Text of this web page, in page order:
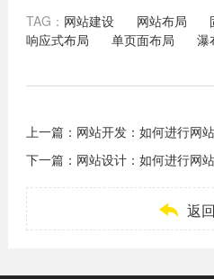
TAG： 网站建设 网站布局
响应式布局
单页面布局 瀑
上一篇： 网站开发：如何进行网
下一篇： 网站设计：如何进行网
 返